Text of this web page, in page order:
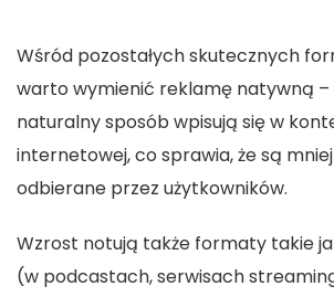
Wśród pozostałych skutecznych
warto wymienić reklamę natywną
naturalny sposób wpisują się w
internetowej, co sprawia, że są
odbierane przez użytkowników.
Wzrost notują także formaty takie
(w podcastach, serwisach